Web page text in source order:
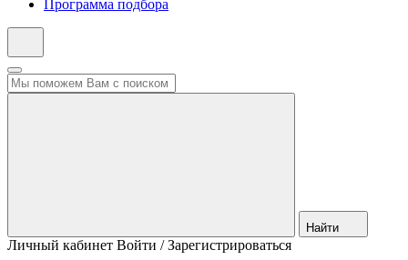
Программа подбора
Найти
Личный кабинет Войти / Зарегистрироваться